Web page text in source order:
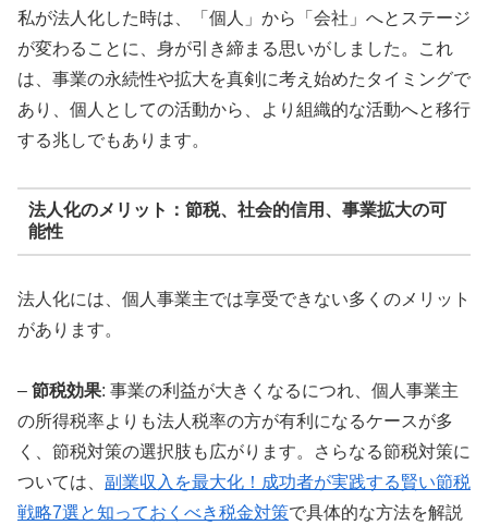
私が法人化した時は、「個人」から「会社」へとステージ
が変わることに、身が引き締まる思いがしました。これ
は、事業の永続性や拡大を真剣に考え始めたタイミングで
あり、個人としての活動から、より組織的な活動へと移行
する兆しでもあります。
法人化のメリット：節税、社会的信用、事業拡大の可
能性
法人化には、個人事業主では享受できない多くのメリット
があります。
– 節税効果: 事業の利益が大きくなるにつれ、個人事業主
の所得税率よりも法人税率の方が有利になるケースが多
く、節税対策の選択肢も広がります。さらなる節税対策に
ついては、 副業収入を最大化！成功者が実践する賢い節税
戦略7選と知っておくべき税金対策で具体的な方法を解説